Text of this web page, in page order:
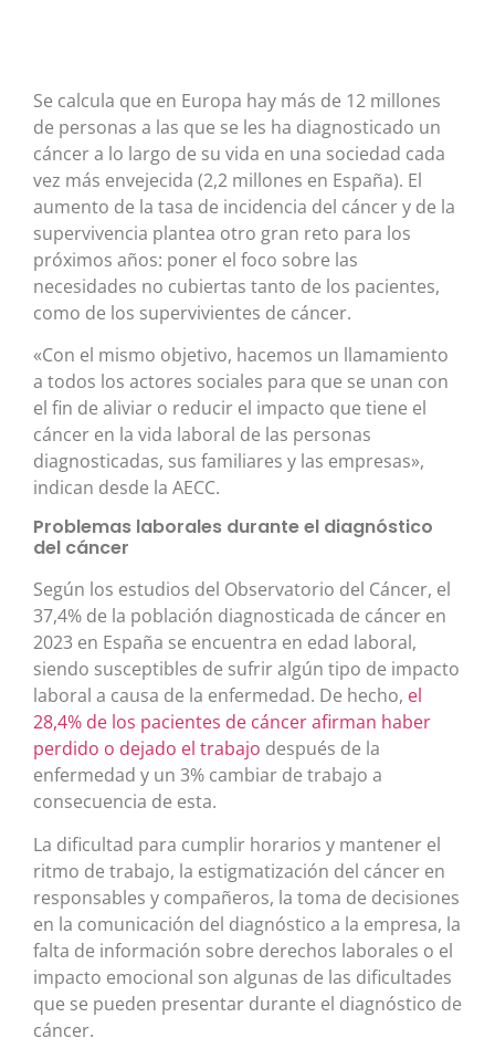
Se calcula que en Europa hay más de 12 millones
de personas a las que se les ha diagnosticado un
cáncer a lo largo de su vida en una sociedad cada
vez más envejecida (2,2 millones en España). El
aumento de la tasa de incidencia del cáncer y de la
supervivencia plantea otro gran reto para los
próximos años: poner el foco sobre las
necesidades no cubiertas tanto de los pacientes,
como de los supervivientes de cáncer.
«Con el mismo objetivo, hacemos un llamamiento
a todos los actores sociales para que se unan con
el fin de aliviar o reducir el impacto que tiene el
cáncer en la vida laboral de las personas
diagnosticadas, sus familiares y las empresas»,
indican desde la AECC.
Problemas laborales durante el diagnóstico
del cáncer
Según los estudios del Observatorio del Cáncer, el
37,4% de la población diagnosticada de cáncer en
2023 en España se encuentra en edad laboral,
siendo susceptibles de sufrir algún tipo de impacto
laboral a causa de la enfermedad. De hecho, el
28,4% de los pacientes de cáncer afirman haber
perdido o dejado el trabajo después de la
enfermedad y un 3% cambiar de trabajo a
consecuencia de esta.
La dificultad para cumplir horarios y mantener el
ritmo de trabajo, la estigmatización del cáncer en
responsables y compañeros, la toma de decisiones
en la comunicación del diagnóstico a la empresa, la
falta de información sobre derechos laborales o el
impacto emocional son algunas de las dificultades
que se pueden presentar durante el diagnóstico de
cáncer.